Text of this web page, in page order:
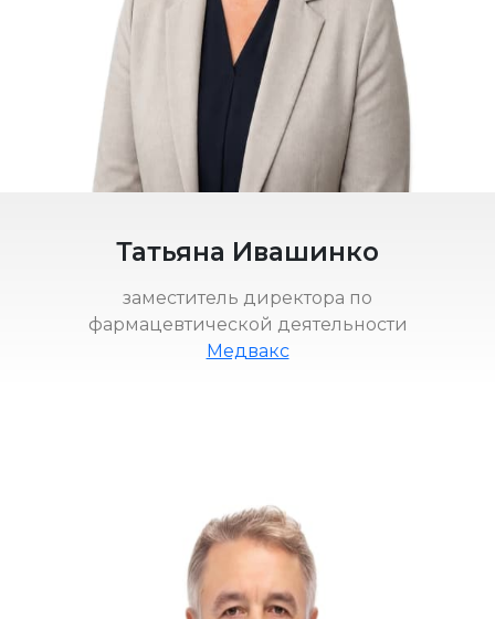
Татьяна Ивашинко
заместитель директора по
фармацевтической деятельности
Медвакс